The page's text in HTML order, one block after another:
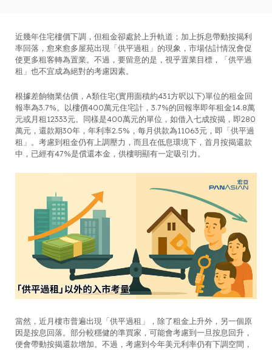
近幾年住宅樓價下調，但租金卻處於上升軌道；加上拆息帶動按揭利
率回落，愈來愈多屋苑出現「供平過租」的現象，市場估計情況會促
使更多租客轉為置業。不過，要留意的是，視乎置業目標，「供平過
租」也不宜成為絕對的考慮因素。
根據差餉物業估價，A類住宅(實用面積約431方呎以下)單位的租金回
報率為3.7%。以樓價400萬元住宅計，3.7%的回報率即年租金14.8萬
元或月租12333元。同樣是400萬元的單位，如借入七成按揭，即280
萬元，還款期30年，年利率2.5%，每月供款為11063元，即「供平過
租」。考慮到租金仍有上調壓力，而且在低息環境下，首月按揭還款
中，已經有47%是償還本金，供樓明顯有一定吸引力。
當然，近月樓市普遍出現「供平過租」，除了租金上升外，另一個原
因是按息回落。部分較穩健的準買家，可能會考慮到一旦按息回升，
便會帶動按揭還款增加。不過，考慮到今年美元利率仍有下調空間，